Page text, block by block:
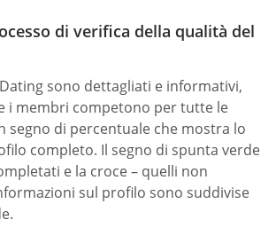
di verifica della qualità del
sono dettagliati e informativi,
i membri competono per tutte le
segno di percentuale che mostra lo
completo. Il segno di spunta verde
e la croce – quelli non
sul profilo sono suddivise